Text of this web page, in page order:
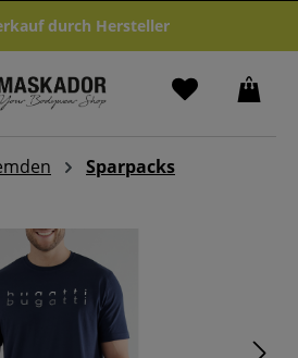
durch Hersteller
Sparpacks